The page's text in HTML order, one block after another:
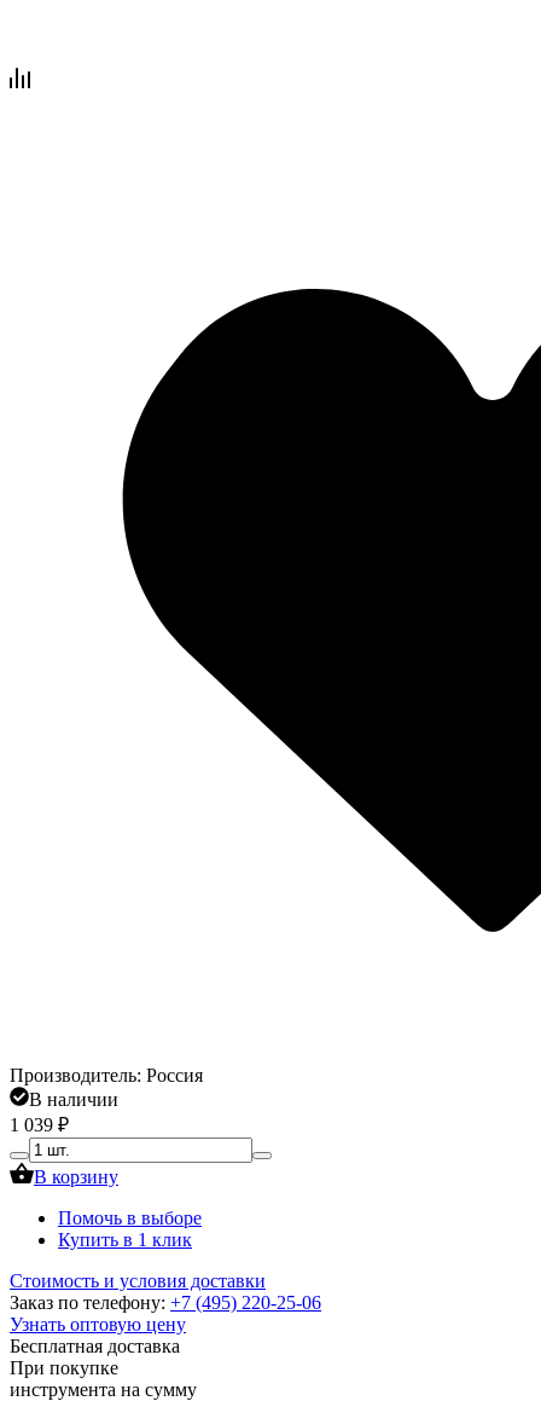
Производитель: Россия
В наличии
1 039 ₽
В корзину
Помочь в выборе
Купить в 1 клик
Стоимость и условия доставки
Заказ по телефону: +7 (495) 220-25-06
Узнать оптовую цену
Бесплатная доставка
При покупке
инструмента на сумму